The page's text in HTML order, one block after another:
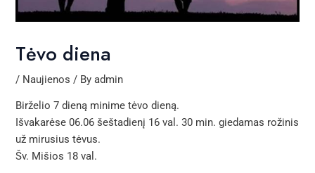
Tėvo diena
/ Naujienos / Byadmin
Birželio 7 dieną minime tėvo dieną.
Išvakarėse 06.06 šeštadienį 16 val. 30 min. giedamas rožinis
už mirusius tėvus.
Šv. Mišios 18 val.